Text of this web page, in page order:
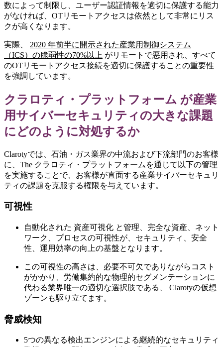
数によって制限し、ユーザー認証情報を適切に保護する能力
がなければ、OTリモートアクセスは依然として非常にリス
クが高くなります。
実際、 2020 年前半に開示された産業用制御システム
（ICS）の脆弱性の70%以上 がリモートで悪用され、すべて
のOTリモートアクセス接続を適切に保護することの重要性
を強調しています。
クラロティ・プラットフォーム が産業
用サイバーセキュリティの大きな課題
にどのように対処するか
Clarotyでは、石油・ガス業界の中流および下流部門のお客様
に、The クラロティ・プラットフォームを通じて以下の管理
を実施することで、お客様が直面する産業サイバーセキュリ
ティの課題を克服する権限を与えています。
可視性
自動化された 資産可視化 と管理、完全な資産、ネット
ワーク、プロセスの可視性が、セキュリティ、安全
性、運用効率の向上の基盤となります。
この可視性の高さは、必要不可欠でありながらコスト
がかかり、労働集約的な物理的セグメンテーションに
代わる業界唯一の適切な選択肢である、 Clarotyの仮想
ゾーンも駆り立てます。
脅威検知
5つの異なる検出エンジンによる継続的なセキュリティ